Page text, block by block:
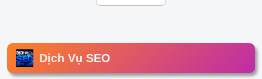
Dịch Vụ SEO